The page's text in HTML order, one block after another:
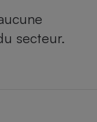
secteur.